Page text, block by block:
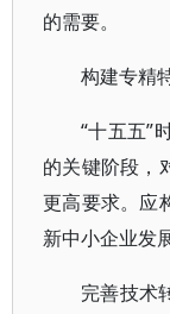
的需要。
构建专精
“十五五”
的关键阶段，
更高要求。应
新中小企业发
完善技术